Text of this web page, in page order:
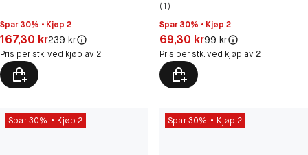
Spar 30% • Kjøp 2
Pris: 167,30 kr
167,30 krOriginal pris:
239 kr
Pris per stk. ved kjøp av 2
(1)
Spar 30% • Kjøp 2
Pris: 69,30 kr
69,30 krOriginal pris:
99 kr
Pris per stk. ved kjøp av 2
Spar 30% Kjøp 2 Spar 30% Kjøp 2